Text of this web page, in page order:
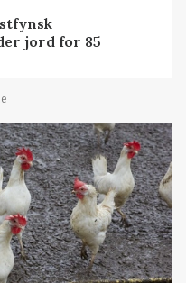
jord for 85